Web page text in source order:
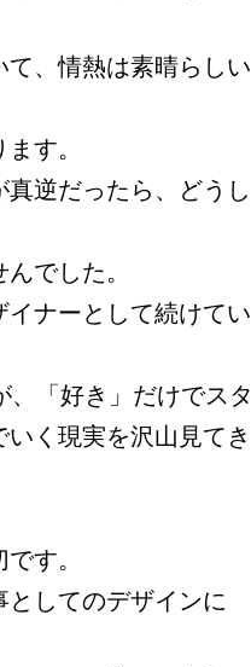
、情熱は素晴らしい
す。
真逆だったら、どうし
でした。
ナーとして続けてい
「好き」だけでスタ
く現実を沢山見てき
す。
としてのデザインに